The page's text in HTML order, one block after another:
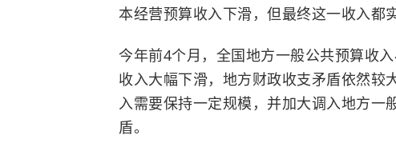
本经营预算收入下滑，但最终这一收入都
今年前4个月，全国地方一般公共预算收
收入大幅下滑，地方财政收支矛盾依然较
入需要保持一定规模，并加大调入地方一
盾。